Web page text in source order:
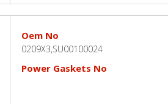
Oem No
0209X3,SU00100024
Power Gaskets No